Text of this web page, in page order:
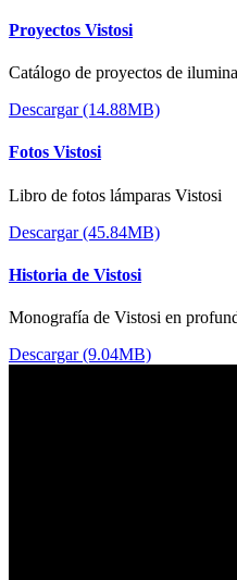
Proyectos Vistosi
Catálogo de proyectos de
Descargar (14.88MB)
Fotos Vistosi
Libro de fotos lámparas Vistosi
Descargar (45.84MB)
Historia de Vistosi
Monografía de Vistosi en
Descargar (9.04MB)